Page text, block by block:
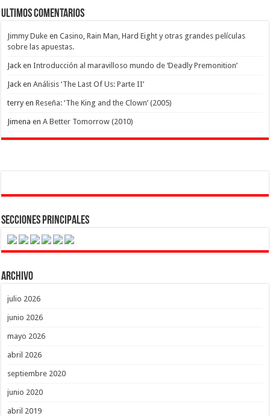
Ultimos Comentarios
Jimmy Duke enCasino, Rain Man, Hard Eight y otras grandes películas
sobre las apuestas.
Jack enIntroducción al maravilloso mundo de ‘Deadly Premonition’
Jack enAnálisis ‘The Last Of Us: Parte II’
terryenReseña: ‘The King and the Clown’ (2005)
Jimena enA Better Tomorrow (2010)
Secciones Principales
Archivo
julio 2026
junio 2026
mayo 2026
abril 2026
septiembre 2020
junio 2020
abril 2019